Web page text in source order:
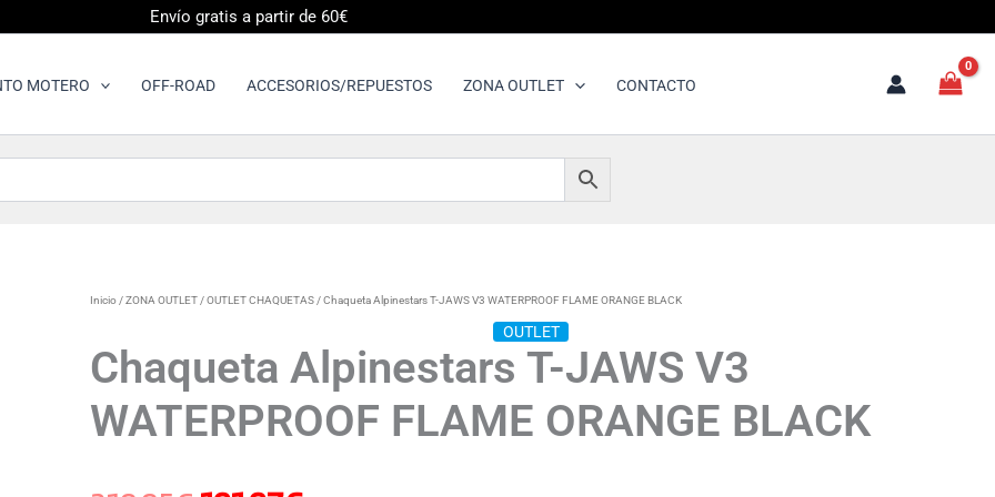
Envío gratis a partir de 60€
MOTERO OFF-ROAD ACCESORIOS/REPUESTOS ZONA OUTLET CONTACTO
Inicio/ZONA OUTLET/OUTLET CHAQUETAS/ Chaqueta Alpinestars T-JAWS V3 WATERPROOF FLAME ORANGE BLACK
OUTLET
Chaqueta Alpinestars T-JAWS V3
WATERPROOF FLAME ORANGE BLACK
precio precio
Chaqueta
JAWS
WATERPROOF
FLAME